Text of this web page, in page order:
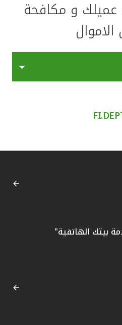
و مكافحة
24/7 "خدمة بيتك الهاتفية"